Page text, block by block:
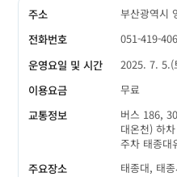
주소
부산광역시
전화번호
051-419-
운영요일 및 시간
2025. 7. 5.(
이용요금
무료
교통정보
버스 186,
대온천) 하차
주차 태종대
주요장소
태종대, 태